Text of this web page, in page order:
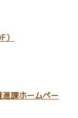
課ホームペー